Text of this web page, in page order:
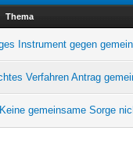
Thema
Instrument gegen
Verfahren Antrag
gemeinsame Sorge